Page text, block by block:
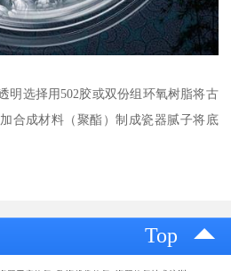
明选择用502胶或双份组环氧树脂将古
合成材料（聚酯）制成瓷器腻子将底
Top